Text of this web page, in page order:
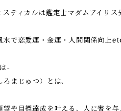
スティカルは鑑定士マダムアイリ
水で恋愛運・金運・人間関係向上
-
ろまじゅつ）とは、
望や目標達成を叶える、人に害を与